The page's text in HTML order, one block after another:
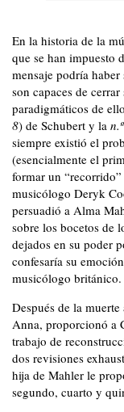
En la historia de la
que se han impuesto
mensaje podría
son capaces de
paradigmáticos de
8) de Schubert y la
siempre existió el
(esencialmente el
formar un
musicólogo Deryk
persuadió a Alma
sobre los bocetos de
dejados en su poder
confesaría su
musicólogo británico.
Después de la
Anna, proporcionó a
trabajo de
dos revisiones ex
hija de Mahler le
segundo, cuarto y